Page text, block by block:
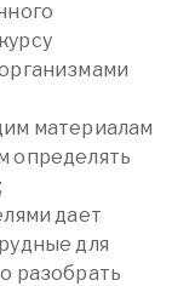
материалам
определять
дает
для
разобрать